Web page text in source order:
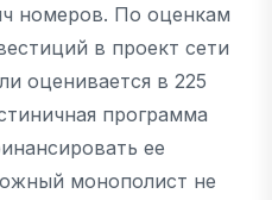
номеров. По оценкам
в проект сети
оценивается в 225
программа
ее
монополист не